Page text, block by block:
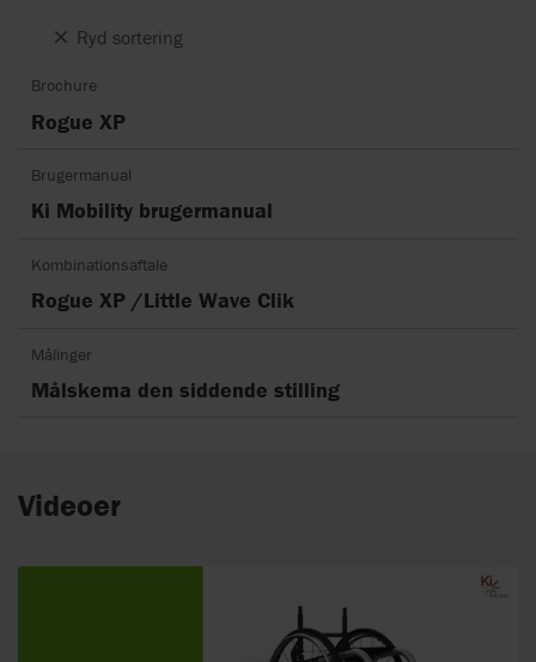
Ryd sortering
Brochure
Rogue XP
Brugermanual
Ki Mobility brugermanual
Kombinationsaftale
Rogue XP /Little Wave Clik
Målinger
Målskema den siddende stilling
Videoer